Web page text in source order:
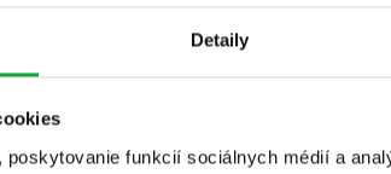
Detaily
poskytovanie funkcií sociálnych médií a